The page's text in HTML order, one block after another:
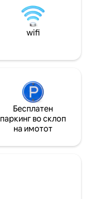
за релаксација,
одмор по денот
wifi
Бесплатен
паркинг во склоп
на имотот